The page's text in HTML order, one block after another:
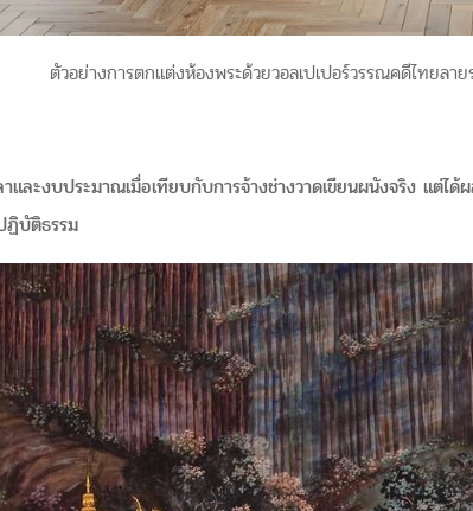
ตัวอย่างการตกแต่งห้องพระด้วยวอลเปเปอร์วรรณคดีไทยล
และงบประมาณเมื่อเทียบกับการจ้างช่างวาดเขียนผนังจริง แต่
ฏิบัติธรรม